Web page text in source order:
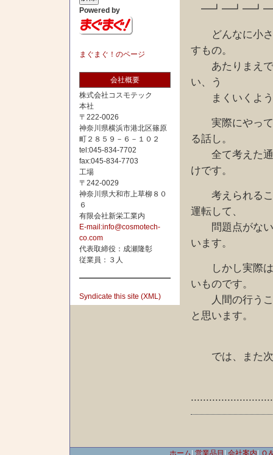
Powered by
まぐまぐ！のページ
会社概要
株式会社コスモテック
本社
〒222-0026
神奈川県横浜市港北区篠原
町２８５９－６－１０２
tel:045-834-7702
fax:045-834-7703
工場
〒242-0029
神奈川県大和市上草柳８０
６
有限会社新栄工業内
E-mail:info@cosmotech-
co.com
代表取締役：成瀬隆彰
従業員：３人
Syndicate this site (XML)
どんなに小さ
すもの。
あたりまえで
い、う
まくいくよう
実際にやって
る話し。
全て考えた通
けです。
考えられるこ
運転して、
問題点がない
います。
しかし実際は
いものです。
人間の行うこ
と思います。
では、また次
ホーム 営業品目 会社案内 Ｑ